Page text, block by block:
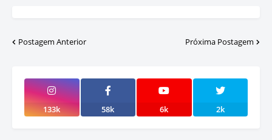
Postagem Anterior Próxima Postagem
133k 58k 6k 2k